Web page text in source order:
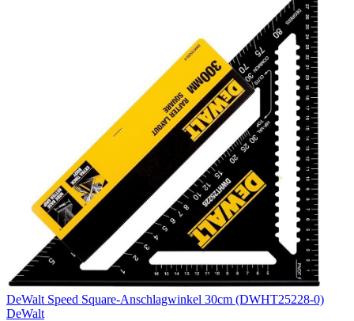
DeWalt Speed Square-Anschlagwinkel 30cm (DWHT25228-0)
DeWalt